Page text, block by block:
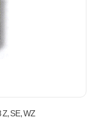
Z, SE, WZ